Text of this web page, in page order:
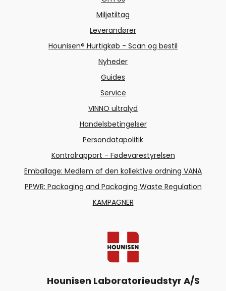
Miljøtiltag
Leverandører
Hounisen® Hurtigkøb - Scan og bestil
Nyheder
Guides
Service
VINNO ultralyd
Handelsbetingelser
Persondatapolitik
Kontrolrapport - Fødevarestyrelsen
Emballage: Medlem af den kollektive ordning VANA
PPWR: Packaging and Packaging Waste Regulation
KAMPAGNER
Hounisen Laboratorieudstyr A/S